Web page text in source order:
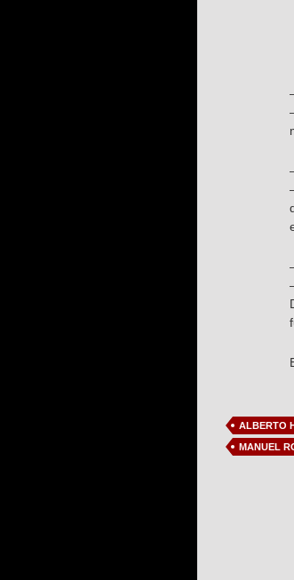
ALBERTO
MANUEL